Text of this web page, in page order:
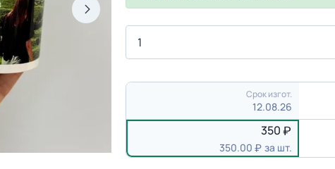
Срок изгот.
12.08.26
350
350.00 за шт.